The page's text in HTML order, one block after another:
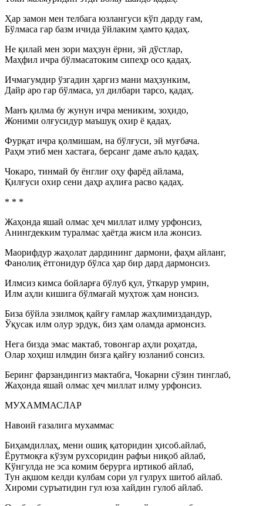
Ҳар замон мен телбага юзлангуси кўп дарду ғам,
Бўлмаса гар базм ичида ўйлаким ҳамто қадаҳ.
Не қилай мен зори маҳзун ёрни, эй дўстлар,
Маҳфил ичра бўлмасатоким сипеҳр осо қадаҳ.
Ичмагумдир ўзгадин ҳаргиз мани маҳзунким,
Дайр аро гар бўлмаса, ул дилбари тарсо, қадаҳ.
Манъ қилма бу жунун ичра мениким, зоҳидо,
Жоними олғусидур маъшуқ охир ё қадаҳ.
Фурқат ичра қолмишам, на бўлғуси, эй муғбача.
Раҳм этиб мен хастаға, берсанг даме аъло қадаҳ.
Чокаро, тинмай бу ёнглиғ оҳу фарёд айлама,
Қилғуси охир сени даҳр аҳлиға расво қадаҳ.
* * *
Жаҳонда яшай олмас ҳеч миллат илму урфонсиз,
Анингдекким туралмас ҳаётда жисм ила жонсиз.
Маорифдур жаҳолат дардининг дармони, фаҳм айланг,
Фанолиқ ётгонидур бўлса ҳар бир дард дармонсиз.
Илмсиз кимса бойларға бўлуб қул, ўткарур умрин,
Илм аҳли кишига бўлмағай муҳтож ҳам нонсиз.
Биза бўйла эзилмоқ қайғу ғамлар жаҳлимиздандур,
Ўқусак илм олур эрдук, биз ҳам оламда армонсиз.
Нега бизда эмас мактаб, товонгар аҳли роҳатда,
Олар хоҳиш илмдин бизга қайғу юзланиб сонсиз.
Беринг фарзандингиз мактабга, Чокарни сўзин тинглаб,
Жаҳонда яшай олмас ҳеч миллат илму урфонсиз.
МУХАММАСЛАР
Навоий ғазалига мухаммас
Биҳамдиллаҳ, мени ошиқ қаторидин ҳисоб.айлаб,
Ёрутмоқға кўзум рухсоридин рафъи ниқоб айлаб,
Кўнгулда не эса комим берурга иртикоб айлаб,
Тун ақшом келди кулбам сори ул гулрух шитоб айлаб.
Хироми суръатидин гул юза хайдин гулоб айлаб.